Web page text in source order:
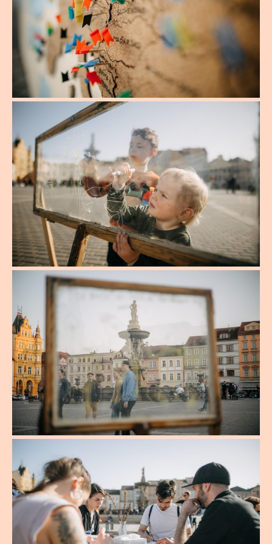
18 – 20 / Foodie procházka chutěmi
města –REGISTRACE
start: Kul.turistická kancelář (Náměstí
Přemysla Otakara II.)
průvodce: Petr Klika + 1
průvodce: Martin Kolář
17 – 18 / Plusy a minusy veřejného
prostoru historického centra města –
REGISTRACE
start: Kul.turistická kancelář (Náměstí
Přemysla Otakara II.)
průvodci: Radek Matoušek a Martin Novotný
(Akční Budějčáci)